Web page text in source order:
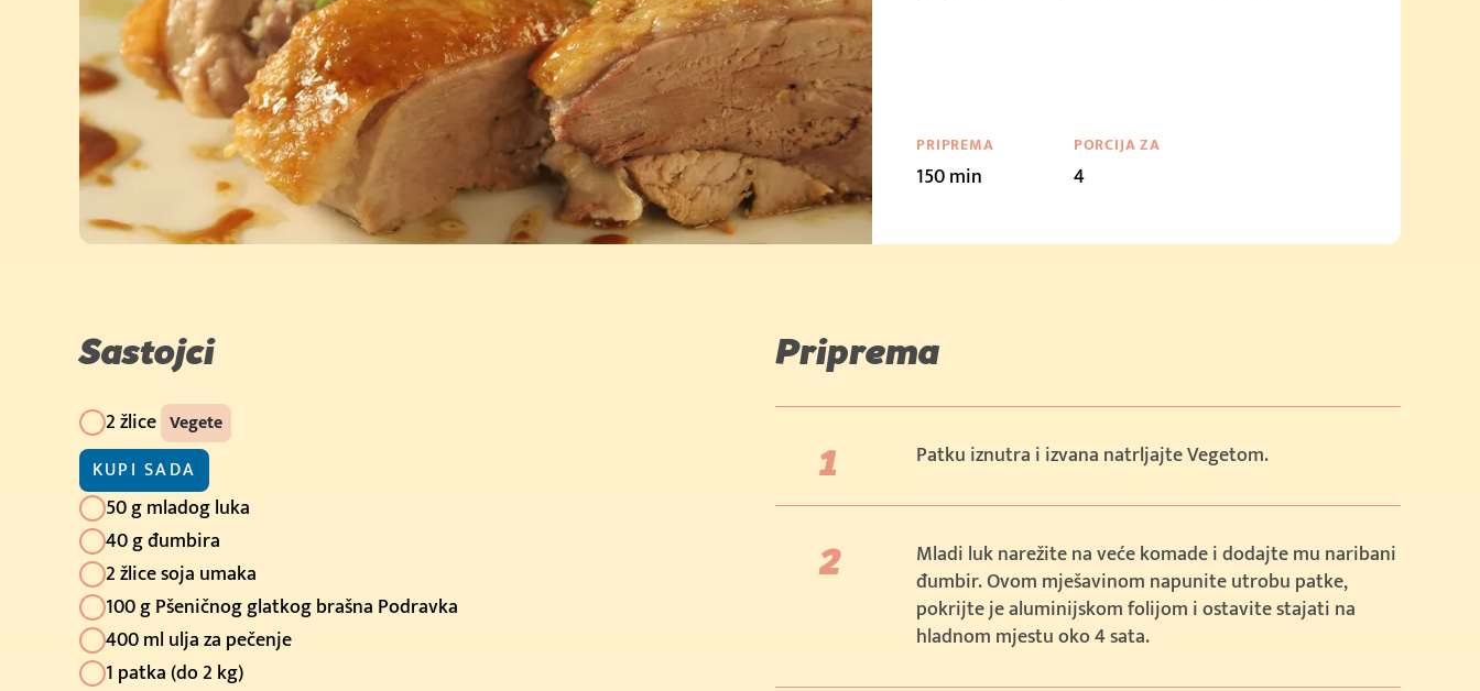
PRIPREMA
150 min
PORCIJA ZA
4
Sastojci
2 žlice Vegete
KUPI SADA
Cijena u trgovini:
3,99 €/kom (500g)
Kupi sada
Cijena u trgovini: 7,69 €/kom
(1kg)
Kupi sada
Cijena u trgovini: 2,19 €
Kupi sada
50 g mladog luka
40 g đumbira
2 žlice soja umaka
100 g Pšeničnog glatkog brašna Podravka
400 ml ulja za pečenje
1 patka (do 2 kg)
Priprema
Patku iznutra i izvana natrljajte Vegetom.
Mladi luk narežite na veće komade i dodajte mu naribani
đumbir. Ovom mješavinom napunite utrobu patke,
pokrijte je aluminijskom folijom i ostavite stajati na
hladnom mjestu oko 4 sata.